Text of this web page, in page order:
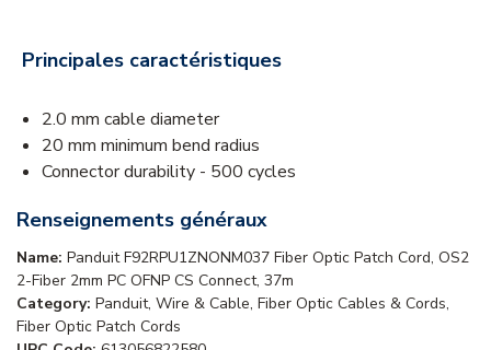
Principales caractéristiques
2.0 mm cable diameter
20 mm minimum bend radius
Connector durability - 500 cycles
Renseignements généraux
Name: Panduit F92RPU1ZNONM037 Fiber Optic Patch Cord, OS2
2-Fiber 2mm PC OFNP CS Connect, 37m
Category: Panduit, Wire & Cable, Fiber Optic Cables & Cords,
Fiber Optic Patch Cords